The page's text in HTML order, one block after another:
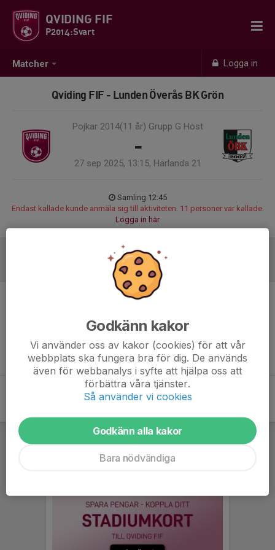
Matcher Logga in
QVIDING FIF
P2014:Svart
Qviding FIF - Lunden Överås BK Grön
Pojkar 2014(11 år) Grupp G Höst
-
27 sep 2025, 13:15, Härlanda 21
Samling 12:45
Endast kallade kunde anmäla sig till aktiviteten. 11 personer var kallade.
Logga in här
Godkänn kakor
Vi använder oss av kakor (cookies) för att vår
webbplats ska fungera bra för dig. De används
även för webbanalys i syfte att hjälpa oss att
förbättra våra tjänster.
Så använder vi cookies
Godkänn alla kakor
Bara nödvändiga